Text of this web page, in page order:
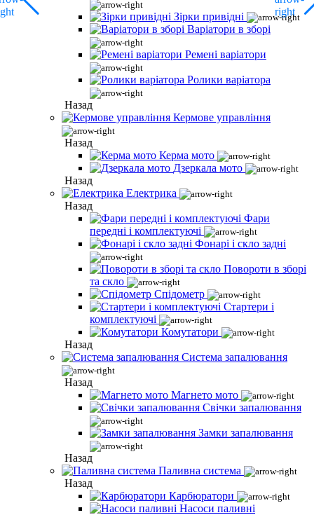
Зірки привідні
Варіатори в зборі
Ремені варіатори
Ролики варіатора
Назад
Кермове управління
Назад
Керма мото
Дзеркала мото
Назад
Електрика
Назад
Фари
передні і комплектуючі
Фонарі і скло задні
Повороти в зборі
та скло
Спідометр
Стартери і
комплектуючі
Комутатори
Назад
Система запалювання
Назад
Магнето мото
Свічки запалювання
Замки запалювання
Назад
Паливна система
Назад
Карбюратори
Насоси паливні